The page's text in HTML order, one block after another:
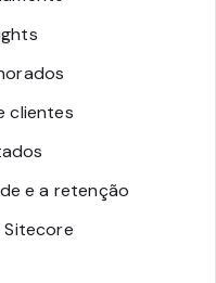
clientes
e a retenção
Sitecore